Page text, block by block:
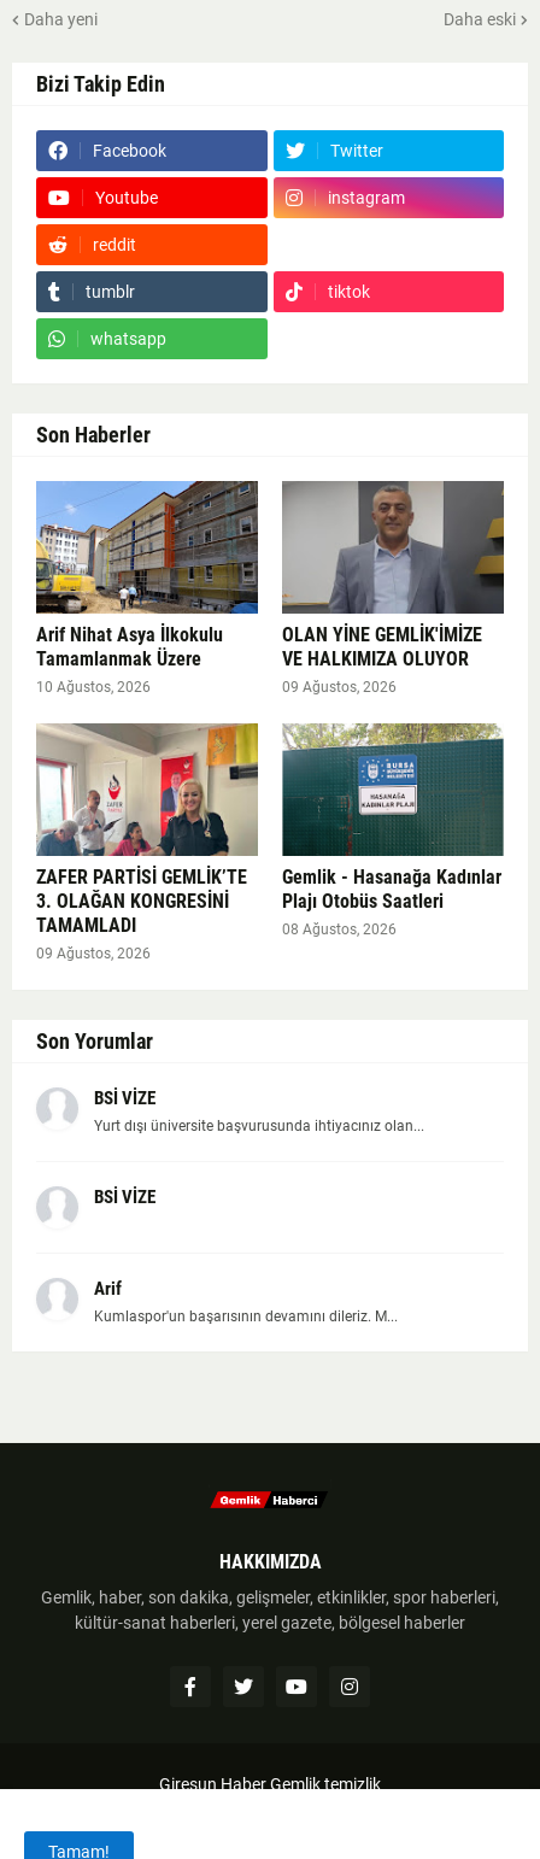
Daha yeni Daha eski
Bizi Takip Edin
Facebook Twitter
Youtube instagram
reddit
tumblr tiktok
whatsapp
Son Haberler
Arif Nihat Asya İlkokulu
Tamamlanmak Üzere
10 Ağustos, 2026
OLAN YİNE GEMLİK'İMİZE
VE HALKIMIZA OLUYOR
09 Ağustos, 2026
ZAFER PARTİSİ GEMLİK’TE
3. OLAĞAN KONGRESİNİ
TAMAMLADI
09 Ağustos, 2026
Gemlik - Hasanağa Kadınlar
Plajı Otobüs Saatleri
08 Ağustos, 2026
Son Yorumlar
BSİ VİZE
Yurt dışı üniversite başvurusunda ihtiyacınız olan...
BSİ VİZE
Arif
Kumlaspor'un başarısının devamını dileriz. M...
HAKKIMIZDA
Gemlik, haber, son dakika, gelişmeler, etkinlikler, spor haberleri,
kültür-sanat haberleri, yerel gazete, bölgesel haberler
Giresun HaberGemlik temizlik
Tamam!